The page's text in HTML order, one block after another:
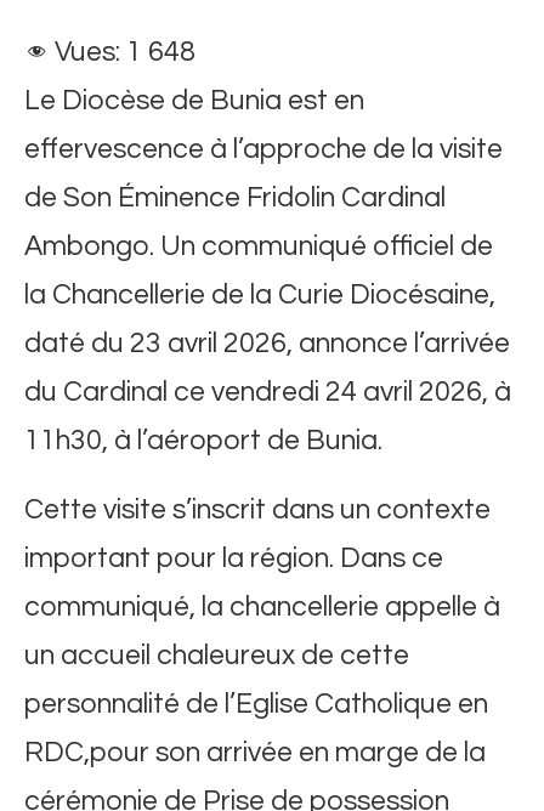
Vues: 1 648
Le Diocèse de Bunia est en
effervescence à l’approche de la visite
de Son Éminence Fridolin Cardinal
Ambongo. Un communiqué officiel de
la Chancellerie de la Curie Diocésaine,
daté du 23 avril 2026, annonce l’arrivée
du Cardinal ce vendredi 24 avril 2026, à
11h30, à l’aéroport de Bunia.
Cette visite s’inscrit dans un contexte
important pour la région. Dans ce
communiqué, la chancellerie appelle à
un accueil chaleureux de cette
personnalité de l’Eglise Catholique en
RDC,pour son arrivée en marge de la
cérémonie de Prise de possession